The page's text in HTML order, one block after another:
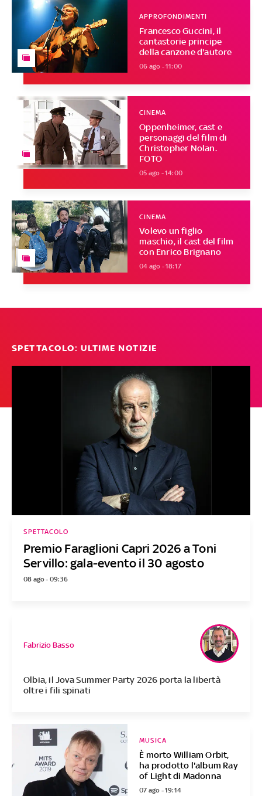
Francesco Guccini, il
cantastorie principe
della canzone d'autore
APPROFONDIMENTI
06 ago - 11:00
Oppenheimer, cast e
personaggi del film di
Christopher Nolan.
FOTO
CINEMA
05 ago - 14:00
Volevo un figlio
maschio, il cast del film
con Enrico Brignano
CINEMA
04 ago - 18:17
SPETTACOLO: ULTIME NOTIZIE
Premio Faraglioni Capri 2026 a Toni
Servillo: gala-evento il 30 agosto
SPETTACOLO
08 ago - 09:36
Olbia, il Jova Summer Party 2026 porta la libertà
oltre i fili spinati
Fabrizio Basso
È morto William Orbit,
ha prodotto l'album Ray
of Light di Madonna
MUSICA
07 ago - 19:14